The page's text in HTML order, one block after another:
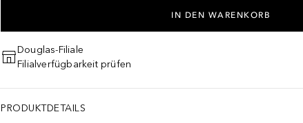
IN DEN WARENKORB
Douglas-Filiale
Filialverfügbarkeit prüfen
PRODUKTDETAILS